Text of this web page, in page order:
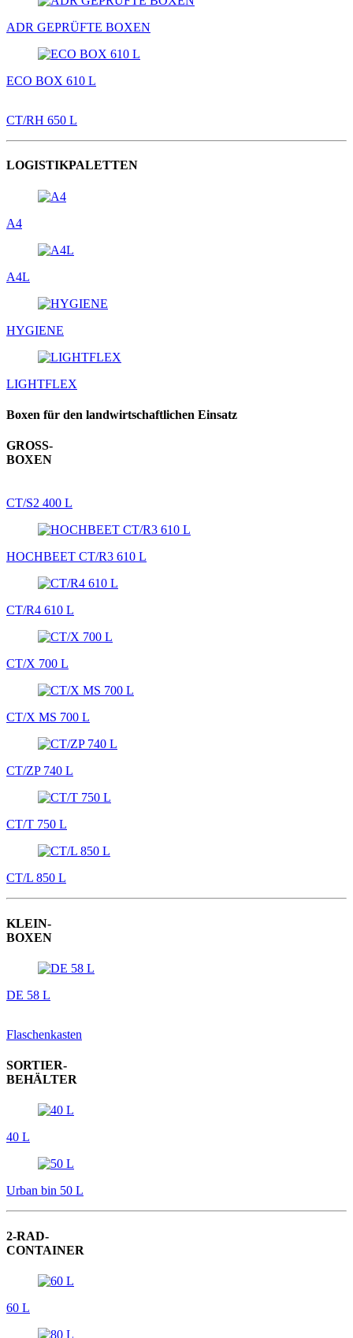
ADR GEPRÜFTE BOXEN
ECO BOX 610 L
CT/RH 650 L
LOGISTIKPALETTEN
A4
A4L
HYGIENE
LIGHTFLEX
Boxen für den landwirtschaftlichen Einsatz
GROSS-
BOXEN
CT/S2 400 L
HOCHBEET CT/R3 610 L
CT/R4 610 L
CT/X 700 L
CT/X MS 700 L
CT/ZP 740 L
CT/T 750 L
CT/L 850 L
KLEIN-
BOXEN
DE 58 L
Flaschenkasten
SORTIER-
BEHÄLTER
40 L
Urban bin 50 L
2-RAD-
CONTAINER
60 L